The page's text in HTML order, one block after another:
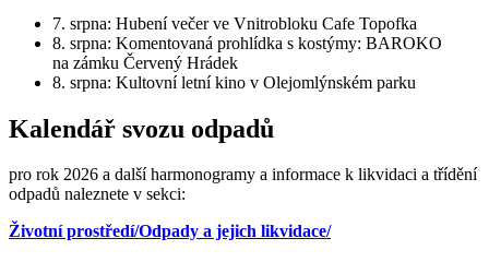
7. srpna: Hubení večer ve Vnitrobloku Cafe Topofka
8. srpna: Komentovaná prohlídka s kostýmy: BAROKO
na zámku Červený Hrádek
8. srpna: Kultovní letní kino v Olejomlýnském parku
Kalendář svozu odpadů
pro rok 2026 a další harmonogramy a informace k likvidaci a třídění
odpadů naleznete v sekci:
Životní prostředí/Odpady a jejich likvidace/